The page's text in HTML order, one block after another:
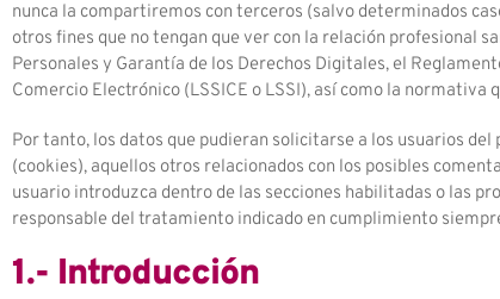
nunca la compartiremos con terceros (salvo determinados
otros fines que no tengan que ver con la relación profesional
Personales y Garantía de los Derechos Digitales, el
Comercio Electrónico (LSSICE o LSSI), así como la normativa
Por tanto, los datos que pudieran solicitarse a los usuarios
(cookies), aquellos otros relacionados con los posibles
usuario introduzca dentro de las secciones habilitadas o las
responsable del tratamiento indicado en cumplimiento
1.- Introducción